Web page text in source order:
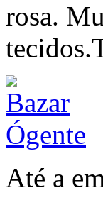
rosa.
Até a